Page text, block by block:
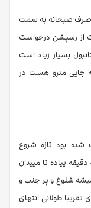
صرف صبحانه به سمت
از رسپشن درخواست
بسیار زیاد است
جایی مترو هست در
شده بود تازه شروع
سفرمون بود همینطور که قبلا هم گفتم از هتل 4 دقیقه پیاده تا مییدان
شلوغ و پر جنب و
طولانی انتهای